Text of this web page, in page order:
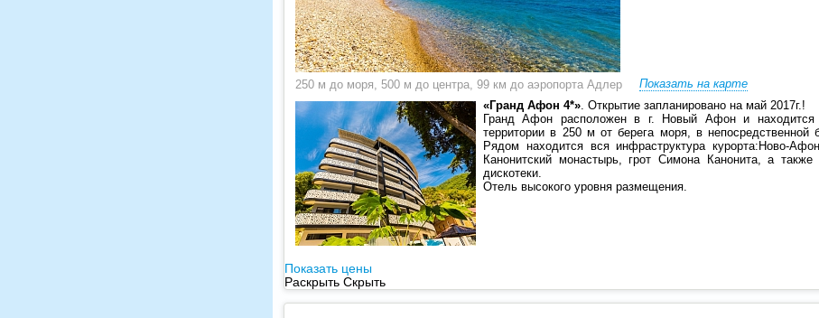
250 м до моря, 500 м до центра, 99 км до аэропорта Адлер Показать на карте
«Гранд Афон 4*». Открытие запланировано на май 2017г.!
Гранд Афон расположен в г. Новый Афон и находится
территории в 250 м от берега моря, в непосредственной
Рядом находится вся инфраструктура курорта:Ново-
Канонитский монастырь, грот Симона Канонита, а
дискотеки.
Отель высокого уровня размещения.
Показать цены
Раскрыть Скрыть